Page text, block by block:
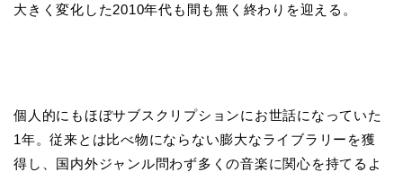
大きく変化した2010年代も間も無く終わりを迎える。
個人的にもほぼサブスクリプションにお世話になっていた
1年。従来とは比べ物にならない膨大なライブラリーを獲
得し、国内外ジャンル問わず多くの音楽に関心を持てるよ